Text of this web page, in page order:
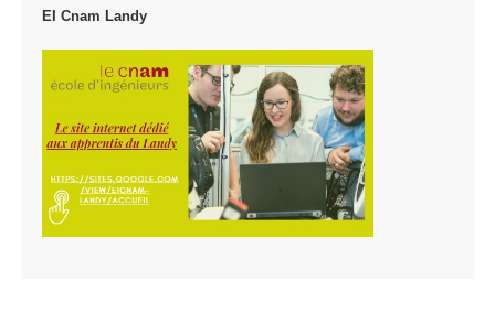
EI Cnam Landy